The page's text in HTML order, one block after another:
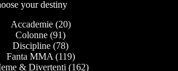
your destiny
Accademie(20)
Colonne (91)
Discipline (78)
Fanta MMA (119)
& Divertenti (162)